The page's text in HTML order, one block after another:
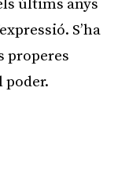
últims anys
S’ha
properes
poder.